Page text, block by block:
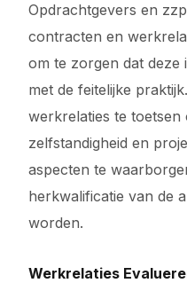
Opdrachtgevers en
contracten en
om te zorgen dat deze
met de feitelijke
werkrelaties te toetsen
zelfstandigheid en
aspecten te
herkwalificatie van de
worden.
Werkrelaties